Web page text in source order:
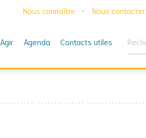
Nous connaître Nous contacter
Agir Agenda Contacts utiles